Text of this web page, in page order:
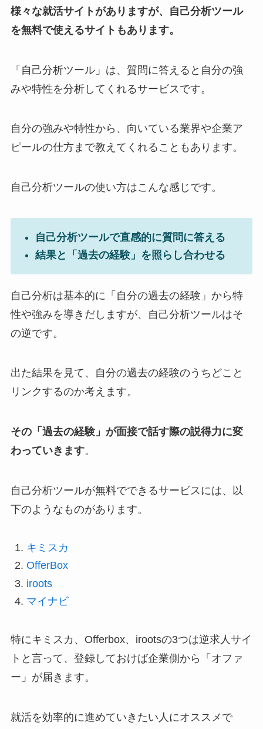
様々な就活サイトがありますが、自己分析ツール
を無料で使えるサイトもあります。
「自己分析ツール」は、質問に答えると自分の強
みや特性を分析してくれるサービスです。
自分の強みや特性から、向いている業界や企業ア
ピールの仕方まで教えてくれることもあります。
自己分析ツールの使い方はこんな感じです。
自己分析ツールで直感的に質問に答える
結果と「過去の経験」を照らし合わせる
自己分析は基本的に「自分の過去の経験」から特
性や強みを導きだしますが、自己分析ツールはそ
の逆です。
出た結果を見て、自分の過去の経験のうちどこと
リンクするのか考えます。
その「過去の経験」が面接で話す際の説得力に変
わっていきます。
自己分析ツールが無料でできるサービスには、以
下のようなものがあります。
キミスカ
OfferBox
iroots
マイナビ
特にキミスカ、Offerbox、irootsの3つは逆求人サイ
トと言って、登録しておけば企業側から「オファ
ー」が届きます。
就活を効率的に進めていきたい人にオススメで